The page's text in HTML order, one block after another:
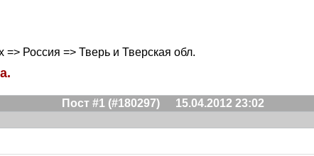
Россия => Тверь и Тверская обл.
Пост #1 (#180297)
15.04.2012 23:02